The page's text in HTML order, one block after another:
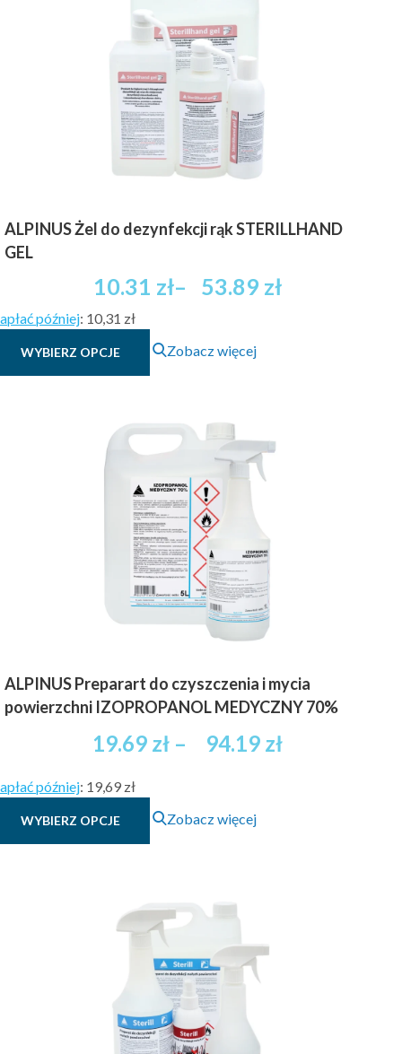
ALPINUS Żel do dezynfekcji rąk STERILLHAND
GEL
10.31 zł– 53.89 zł
Zakres
10.31 zł
53.89 zł
brutto
później: 10,31 zł
WYBIERZ OPCJE
Ten
produkt
wariantów.
Opcje
można
wybrać
na
stronie
produktu
Zobacz więcej
ALPINUS Preparart do czyszczenia i mycia
powierzchni IZOPROPANOL MEDYCZNY 70%
19.69 zł – 94.19 złZakres
później: 19,69 zł
WYBIERZ OPCJE
Ten
produkt
Opcje
można
wybrać
na
stronie
produktu
Zobacz więcej